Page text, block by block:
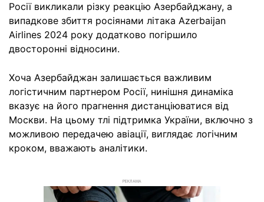
Росії викликали різку реакцію Азербайджану, а
випадкове збиття росіянами літака Azerbaijan
Airlines 2024 року додатково погіршило
двосторонні відносини.
Хоча Азербайджан залишається важливим
логістичним партнером Росії, нинішня динаміка
вказує на його прагнення дистанціюватися від
Москви. На цьому тлі підтримка України, включно з
можливою передачею авіації, виглядає логічним
кроком, вважають аналітики.
РЕКЛАМА